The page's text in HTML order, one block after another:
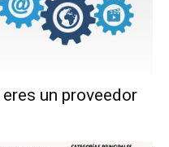
un proveedor